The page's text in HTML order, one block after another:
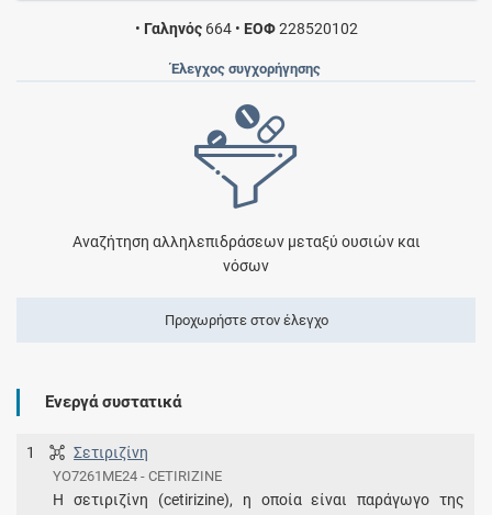
• Γαληνός664 • ΕΟΦ228520102
Έλεγχος συγχορήγησης
Αναζήτηση αλληλεπιδράσεων μεταξύ ουσιών και
νόσων
Προχωρήστε στον έλεγχο
Ενεργά συστατικά
1 Σετιριζίνη
YO7261ME24 - CETIRIZINE
Η σετιριζίνη (cetirizine), η οποία είναι παράγωγο της